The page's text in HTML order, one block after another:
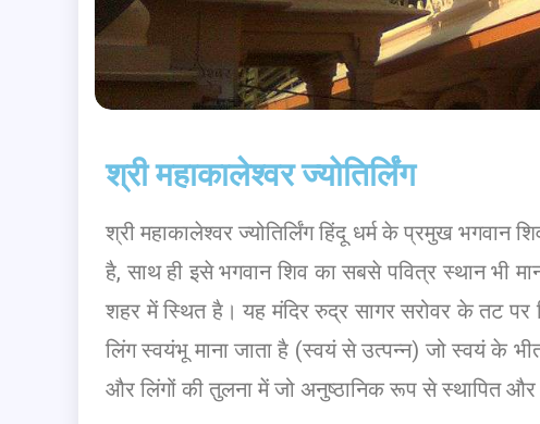
श्री महाकालेश्वर ज्योतिर्लिंग
श्री महाकालेश्वर ज्योतिर्लिंग हिंदू धर्म के प्रमुख भगवान
है, साथ ही इसे भगवान शिव का सबसे पवित्र स्थान भी
शहर में स्थित है। यह मंदिर रुद्र सागर सरोवर के तट पर
लिंग स्वयंभू माना जाता है (स्वयं से उत्पन्न) जो स्वयं के
और लिंगों की तुलना में जो अनुष्ठानिक रूप से स्थापित